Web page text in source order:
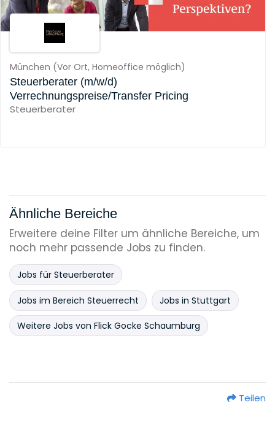
München (Vor Ort, Homeoffice möglich)
Steuerberater (m/w/d)
Verrechnungspreise/Transfer Pricing
Steuerberater
Ähnliche Bereiche
Erweitere deine Filter um ähnliche Bereiche, um
noch mehr passende Jobs zu finden.
Jobs für Steuerberater
Jobs im Bereich Steuerrecht Jobs in Stuttgart
Weitere Jobs von Flick Gocke Schaumburg
Teilen